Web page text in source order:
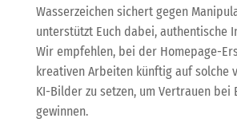
Wasserzeichen sichert gegen
unterstützt Euch dabei, authentische
Wir empfehlen, bei der Homepage-
kreativen Arbeiten künftig auf solche
KI-Bilder zu setzen, um Vertrauen bei
gewinnen.